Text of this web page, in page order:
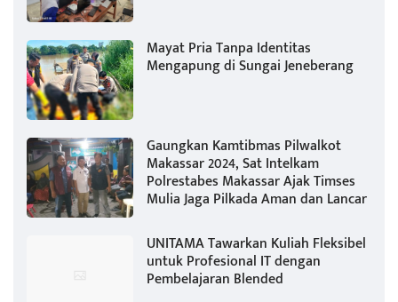
Mayat Pria Tanpa Identitas
Mengapung di Sungai Jeneberang
Gaungkan Kamtibmas Pilwalkot
Makassar 2024, Sat Intelkam
Polrestabes Makassar Ajak Timses
Mulia Jaga Pilkada Aman dan Lancar
UNITAMA Tawarkan Kuliah Fleksibel
untuk Profesional IT dengan
Pembelajaran Blended